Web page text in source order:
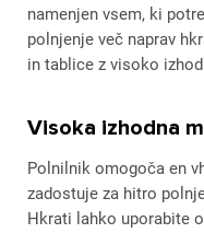
namenjen vsem, ki
polnjenje več naprav
in tablice z visoko
Visoka izhodna
Polnilnik omogoča en
zadostuje za hitro
Hkrati lahko uporabite